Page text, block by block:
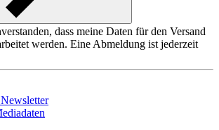
dass meine Daten für den Versand
werden. Eine Abmeldung ist jederzeit